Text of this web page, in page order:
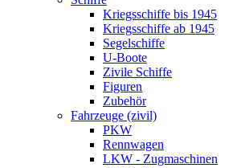
Kriegsschiffe bis 1945
Kriegsschiffe ab 1945
Segelschiffe
U-Boote
Zivile Schiffe
Figuren
Zubehör
Fahrzeuge (zivil)
PKW
Rennwagen
LKW - Zugmaschinen